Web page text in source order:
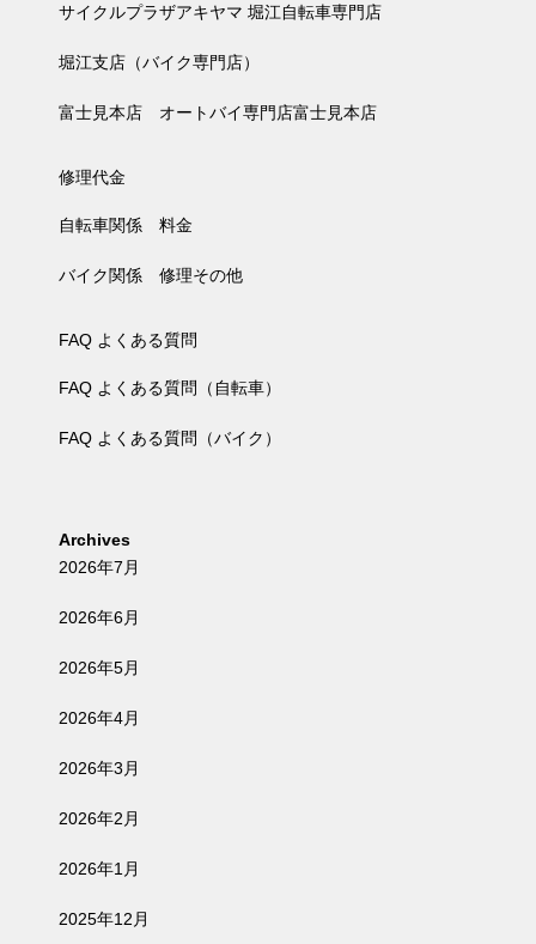
サイクルプラザアキヤマ 堀江自転車専門店
堀江支店（バイク専門店）
富士見本店 オートバイ専門店富士見本店
修理代金
自転車関係 料金
バイク関係 修理その他
FAQ よくある質問
FAQ よくある質問（自転車）
FAQ よくある質問（バイク）
Archives
2026年7月
2026年6月
2026年5月
2026年4月
2026年3月
2026年2月
2026年1月
2025年12月